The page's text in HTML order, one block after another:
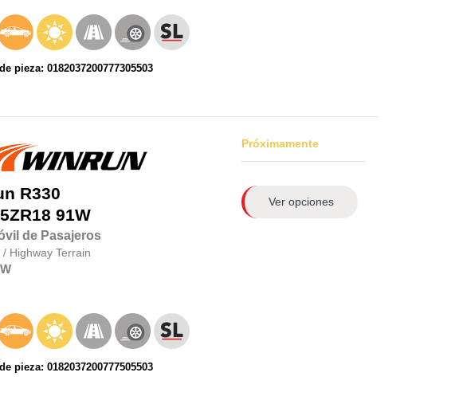
pieza: 0182037200777305503
R330
91W
de Pasajeros
/ Highway Terrain
pieza: 0182037200777505503
Próximamente
Ver opciones